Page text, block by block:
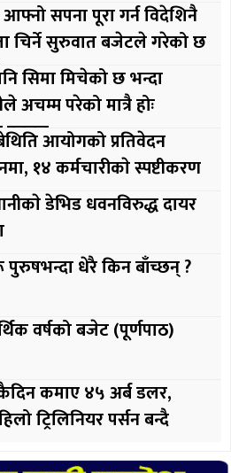
सपना पूरा गर्न विदेशिनै
चिर्ने सुरुवात बजेटले गरेको छ
सिमा मिचेको छ भन्दा
अचम्म परेको मात्रै होः
आयोगको प्रतिवेदन
१४ कर्मचारीकाे स्पष्टीकरण
डेभिड धवनविरुद्ध दायर
धेरै किन बाँच्छन् ?
वर्षको बजेट (पूर्णपाठ)
कमाए ४५ अर्ब डलर,
ट्रिलिनियर पर्सन बन्दै